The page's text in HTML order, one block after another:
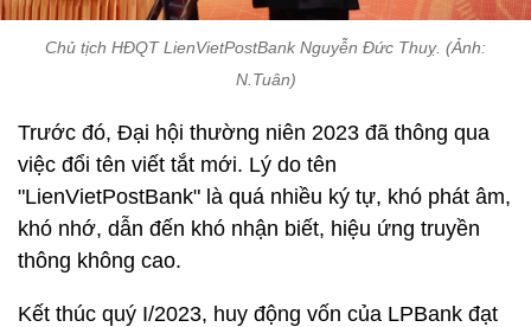
Chủ tịch HĐQT LienVietPostBank Nguyễn Đức Thuỵ. (Ảnh:
N.Tuân)
Trước đó, Đại hội thường niên 2023 đã thông qua
việc đổi tên viết tắt mới. Lý do tên
"LienVietPostBank" là quá nhiều ký tự, khó phát âm,
khó nhớ, dẫn đến khó nhận biết, hiệu ứng truyền
thông không cao.
Kết thúc quý I/2023, huy động vốn của LPBank đạt